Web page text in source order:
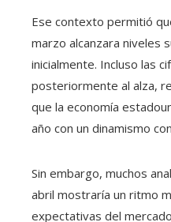
Ese contexto permitió
marzo alcanzara niveles
inicialmente. Incluso las
posteriormente al alza,
que la economía
año con un dinamismo
Sin embargo, muchos
abril mostraría un ritmo
expectativas del